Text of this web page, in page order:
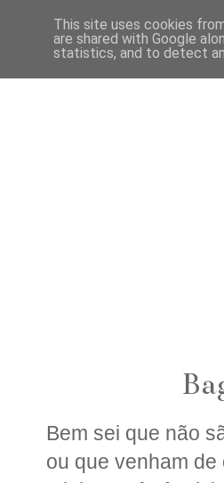
Bem sei que não
ou que venham
This site uses cookies
are shared with Google
statistics, and to detect